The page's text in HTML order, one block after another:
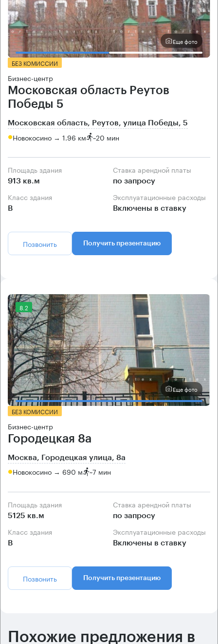
Еще фото
БЕЗ КОМИССИИ
Бизнес-центр
Московская область Реутов
Победы 5
Московская область, Реутов, улица Победы, 5
Новокосино → 1.96 км ~20 мин
Площадь здания
913 кв.м
Ставка арендной платы
по запросу
Класс здания
B
Эксплуатационные расходы
Включены в ставку
Позвонить Получить презентацию
8.2
Еще фото
БЕЗ КОМИССИИ
Бизнес-центр
Городецкая 8а
Москва, Городецкая улица, 8а
Новокосино → 690 м ~7 мин
Площадь здания
5125 кв.м
Ставка арендной платы
по запросу
Класс здания
B
Эксплуатационные расходы
Включены в ставку
Позвонить Получить презентацию
Похожие предложения в